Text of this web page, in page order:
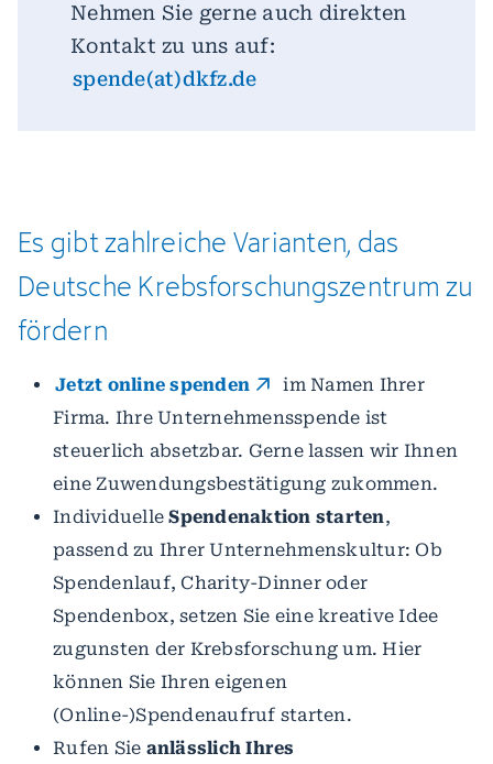
Nehmen Sie gerne auch direkten
Kontakt zu uns auf:
spende(at)dkfz.de
Es gibtzahlreicheVarianten, das
Deutsche Krebsforschungszentrumzu
fördern
Jetzt online spenden
im Namen Ihrer
Firma. Ihre Unternehmensspende ist
steuerlich absetzbar. Gerne lassen wir Ihnen
eine Zuwendungsbestätigung zukommen.
IndividuelleSpendenaktion starten,
passend zu Ihrer Unternehmenskultur: Ob
Spendenlauf, Charity-Dinner oder
Spendenbox, setzen Sie eine kreative Idee
zugunsten der Krebsforschung um. Hier
können Sie Ihren eigenen
(Online-)Spendenaufruf starten.
Rufen Sie anlässlich Ihres